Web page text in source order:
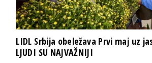
LIDL Srbija obeležava Prvi maj uz
LJUDI SU NAJVAŽNIJI